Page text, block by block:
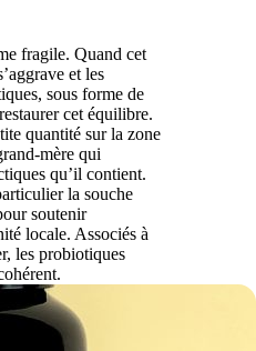
fragile. Quand cet
et les
sous forme de
cet équilibre.
quantité sur la zone
mère qui
qu’il contient.
la souche
soutenir
locale. Associés à
les probiotiques